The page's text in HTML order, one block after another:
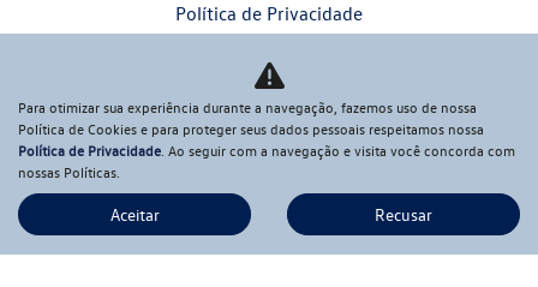
Política de Privacidade
Trabalhe Conosco
Resolução CMN 4571
Código de Ética
Comparativo
Para otimizar sua experiência durante a navegação, fazemos uso de nossa
Política de Cookies e para proteger seus dados pessoais respeitamos nossa
Política de Privacidade. Ao seguir com a navegação e visita você concorda com
nossas Políticas.
Aceitar Recusar